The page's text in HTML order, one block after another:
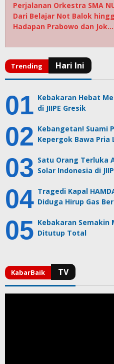
Perjalanan Orkestra SMA
Dari Belajar Not Balok
Hadapan Prabowo dan Jok…
Kebakaran Hebat
di JIIPE Gresik
Kebangetan! Suami
Kepergok Bawa Pria
Satu Orang Terluka
Solar Indonesia di
Tragedi Kapal
Diduga Hirup Gas
Kebakaran Semakin
Ditutup Total